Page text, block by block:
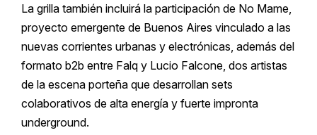
La grilla también incluirá la participación de No Mame,
proyecto emergente de Buenos Aires vinculado a las
nuevas corrientes urbanas y electrónicas, además del
formato b2b entre Falq y Lucio Falcone, dos artistas
de la escena porteña que desarrollan sets
colaborativos de alta energía y fuerte impronta
underground.